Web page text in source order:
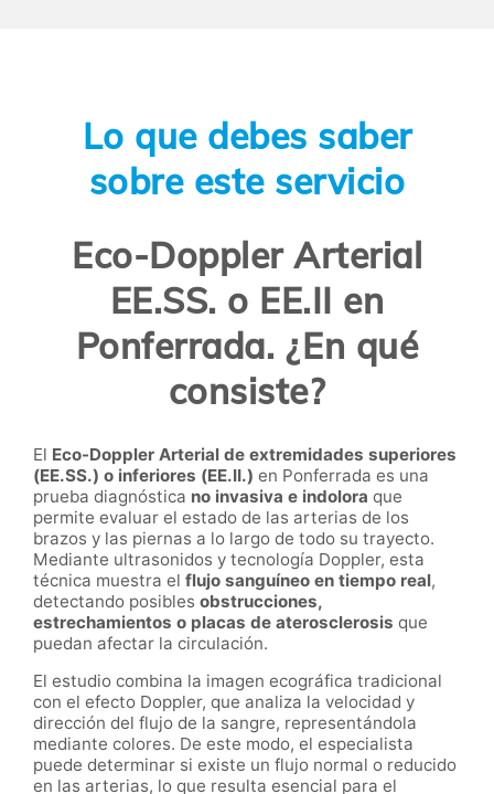
Lo que debes saber
sobre este servicio
Eco-Doppler Arterial
EE.SS. o EE.II en
Ponferrada. ¿En qué
consiste?
El Eco-Doppler Arterial de extremidades superiores
(EE.SS.) o inferiores (EE.II.) en Ponferrada es una
prueba diagnóstica no invasiva e indolora que
permite evaluar el estado de las arterias de los
brazos y las piernas a lo largo de todo su trayecto.
Mediante ultrasonidos y tecnología Doppler, esta
técnica muestra el flujo sanguíneo en tiempo real,
detectando posibles obstrucciones,
estrechamientos o placas de aterosclerosis que
puedan afectar la circulación.
El estudio combina la imagen ecográfica tradicional
con el efecto Doppler, que analiza la velocidad y
dirección del flujo de la sangre, representándola
mediante colores. De este modo, el especialista
puede determinar si existe un flujo normal o reducido
en las arterias, lo que resulta esencial para el